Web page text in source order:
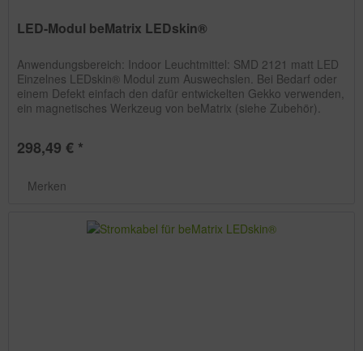
LED-Modul beMatrix LEDskin®
Anwendungsbereich: Indoor Leuchtmittel: SMD 2121 matt LED
Einzelnes LEDskin® Modul zum Auswechslen. Bei Bedarf oder
einem Defekt einfach den dafür entwickelten Gekko verwenden,
ein magnetisches Werkzeug von beMatrix (siehe Zubehör).
298,49 € *
Merken